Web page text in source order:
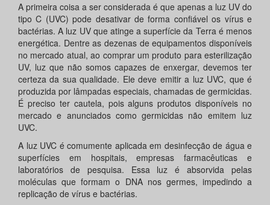
A primeira coisa a ser considerada é que apenas a luz UV do
tipo C (UVC) pode desativar de forma confiável os vírus e
bactérias. A luz UV que atinge a superfície da Terra é menos
energética. Dentre as dezenas de equipamentos disponíveis
no mercado atual, ao comprar um produto para esterilização
UV, luz que não somos capazes de enxergar, devemos ter
certeza da sua qualidade. Ele deve emitir a luz UVC, que é
produzida por lâmpadas especiais, chamadas de germicidas.
É preciso ter cautela, pois alguns produtos disponíveis no
mercado e anunciados como germicidas não emitem luz
UVC.
A luz UVC é comumente aplicada em desinfecção de água e
superfícies em hospitais, empresas farmacêuticas e
laboratórios de pesquisa. Essa luz é absorvida pelas
moléculas que formam o DNA nos germes, impedindo a
replicação de vírus e bactérias.